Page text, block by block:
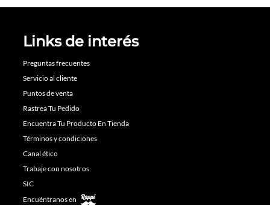
Links de interés
Preguntas frecuentes
Servicio al cliente
Puntos de venta
Rastrea Tu Pedido
Encuentra Tu Producto En Tienda
Términos y condiciones
Canal ético
Trabaje con nosotros
SIC
Encuéntranos en